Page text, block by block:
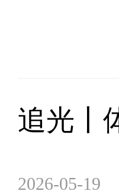
追光丨
2026-05-19